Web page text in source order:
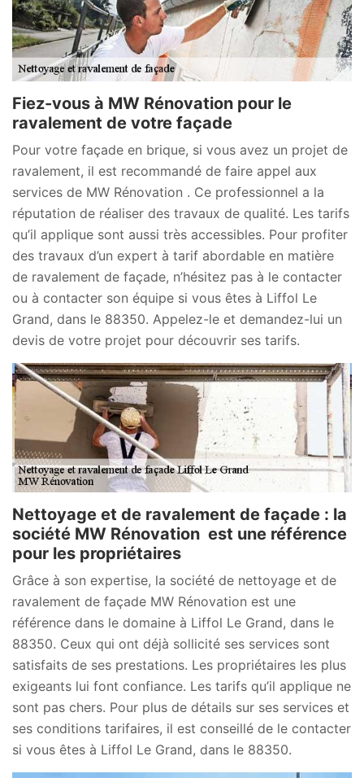
Fiez-vous à MW Rénovation pour le
ravalement de votre façade
Pour votre façade en brique, si vous avez un projet de
ravalement, il est recommandé de faire appel aux
services de MW Rénovation . Ce professionnel a la
réputation de réaliser des travaux de qualité. Les tarifs
qu’il applique sont aussi très accessibles. Pour profiter
des travaux d’un expert à tarif abordable en matière
de ravalement de façade, n’hésitez pas à le contacter
ou à contacter son équipe si vous êtes à Liffol Le
Grand, dans le 88350. Appelez-le et demandez-lui un
devis de votre projet pour découvrir ses tarifs.
Nettoyage et de ravalement de façade : la
société MW Rénovation est une référence
pour les propriétaires
Grâce à son expertise, la société de nettoyage et de
ravalement de façade MW Rénovation est une
référence dans le domaine à Liffol Le Grand, dans le
88350. Ceux qui ont déjà sollicité ses services sont
satisfaits de ses prestations. Les propriétaires les plus
exigeants lui font confiance. Les tarifs qu’il applique ne
sont pas chers. Pour plus de détails sur ses services et
ses conditions tarifaires, il est conseillé de le contacter
si vous êtes à Liffol Le Grand, dans le 88350.